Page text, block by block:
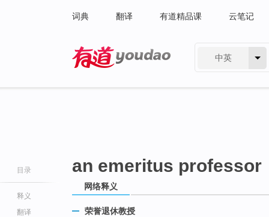
词典 翻译 有道精品课 云笔记
中英
目录
释义
翻译
an emeritus professor
网络释义
荣誉退休教授